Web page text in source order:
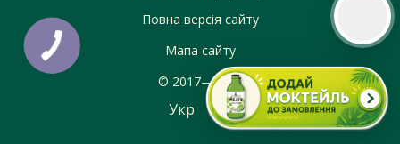
Повна версія сайту
Мапа сайту
© 2017—2026
Укр Рус